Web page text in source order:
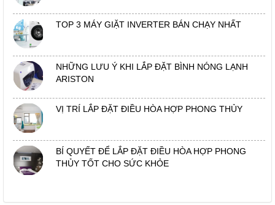
TOP 3 MÁY GIẶT INVERTER BÁN CHẠY NHẤT
NHỮNG LƯU Ý KHI LẮP ĐẶT BÌNH NÓNG LẠNH
ARISTON
VỊ TRÍ LẮP ĐẶT ĐIỀU HÒA HỢP PHONG THỦY
BÍ QUYẾT ĐỂ LẮP ĐẶT ĐIỀU HÒA HỢP PHONG
THỦY TỐT CHO SỨC KHỎE